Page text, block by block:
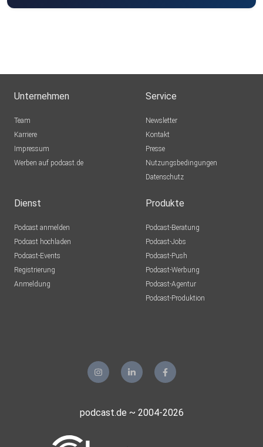
Unternehmen
Team
Karriere
Impressum
Werben auf podcast.de
Service
Newsletter
Kontakt
Presse
Nutzungsbedingungen
Datenschutz
Dienst
Podcast anmelden
Podcast hochladen
Podcast-Events
Registrierung
Anmeldung
Produkte
Podcast-Beratung
Podcast-Jobs
Podcast-Push
Podcast-Werbung
Podcast-Agentur
Podcast-Produktion
podcast.de ~ 2004-2026